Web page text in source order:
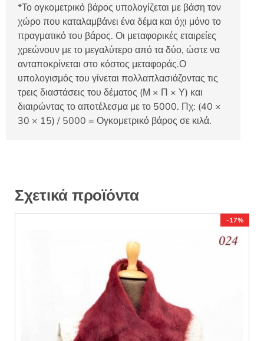
*Το ογκομετρικό βάρος υπολογίζεται με βάση τον
χώρο που καταλαμβάνει ένα δέμα και όχι μόνο το
πραγματικό του βάρος. Οι μεταφορικές εταιρείες
χρεώνουν με το μεγαλύτερο από τα δύο, ώστε να
ανταποκρίνεται στο κόστος μεταφοράς.Ο
υπολογισμός του γίνεται πολλαπλασιάζοντας τις
τρεις διαστάσεις του δέματος (Μ × Π × Υ) και
διαιρώντας το αποτέλεσμα με το 5000. Πχ: (40 ×
30 × 15) / 5000 = Ογκομετρικό βάρος σε κιλά.
Σχετικά προϊόντα
-17%